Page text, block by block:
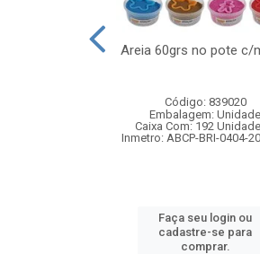
Areia 60grs no pote c/
Código: 839020
Embalagem: Unidade
Caixa Com: 192
Inmetro: ABCP-BRI-0404-
Faça seu login ou
cadastre-se para
comprar.